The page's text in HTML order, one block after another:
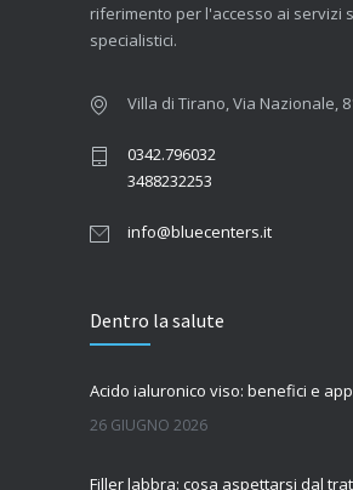
riferimento per l'accesso ai servizi
specialistici.
Villa di Tirano, Via Nazionale,
0342.796032
3488232253
info@bluecenters.it
Dentro la salute
Acido ialuronico viso: benefici e
26 GIUGNO 2026
Filler labbra: cosa aspettarsi dal